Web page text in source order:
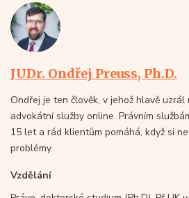
JUDr. Ondřej Preuss, Ph.D.
Ondřej je ten člověk, v jehož hlavě
advokátní služby online. Právním
15 let a rád klientům pomáhá, když si
problémy.
Vzdělání